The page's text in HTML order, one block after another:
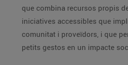
que combina recursos propis
iniciatives accessibles que
comunitat i proveïdors, i que
petits gestos en un impacte